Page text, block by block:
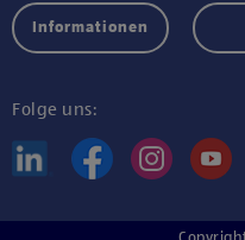
Informationen
Folge uns: